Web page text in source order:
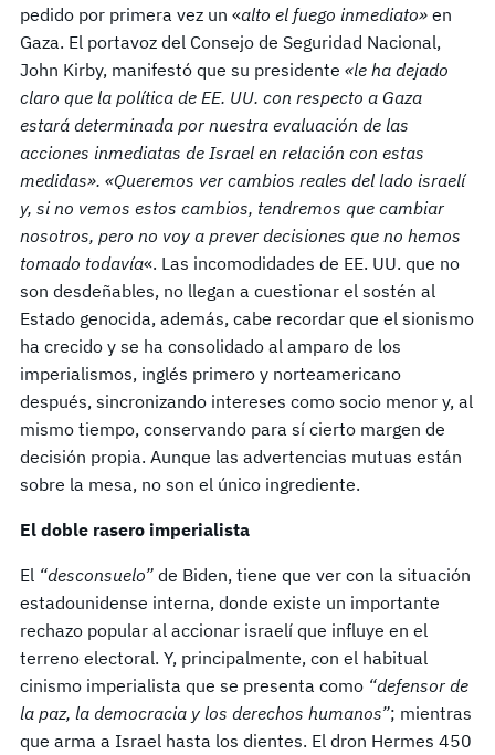
pedido por primera vez un «alto el fuego inmediato» en
Gaza. El portavoz del Consejo de Seguridad Nacional,
John Kirby, manifestó que su presidente «le ha dejado
claro que la política de EE. UU. con respecto a Gaza
estará determinada por nuestra evaluación de las
acciones inmediatas de Israel en relación con estas
medidas». «Queremos ver cambios reales del lado israelí
y, si no vemos estos cambios, tendremos que cambiar
nosotros, pero no voy a prever decisiones que no hemos
tomado todavía«. Las incomodidades de EE. UU. que no
son desdeñables, no llegan a cuestionar el sostén al
Estado genocida, además, cabe recordar que el sionismo
ha crecido y se ha consolidado al amparo de los
imperialismos, inglés primero y norteamericano
después, sincronizando intereses como socio menor y, al
mismo tiempo, conservando para sí cierto margen de
decisión propia. Aunque las advertencias mutuas están
sobre la mesa, no son el único ingrediente.
El doble rasero imperialista
El “desconsuelo” de Biden, tiene que ver con la situación
estadounidense interna, donde existe un importante
rechazo popular al accionar israelí que influye en el
terreno electoral. Y, principalmente, con el habitual
cinismo imperialista que se presenta como “defensor de
la paz, la democracia y los derechos humanos”; mientras
que arma a Israel hasta los dientes. El dron Hermes 450